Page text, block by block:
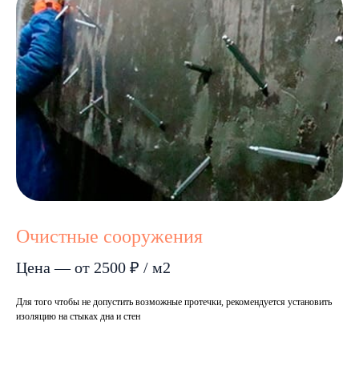
Очистные сооружения
Цена — от 2500 ₽ / м2
Для того чтобы не допустить возможные протечки, рекомендуется установить
изоляцию на стыках дна и стен